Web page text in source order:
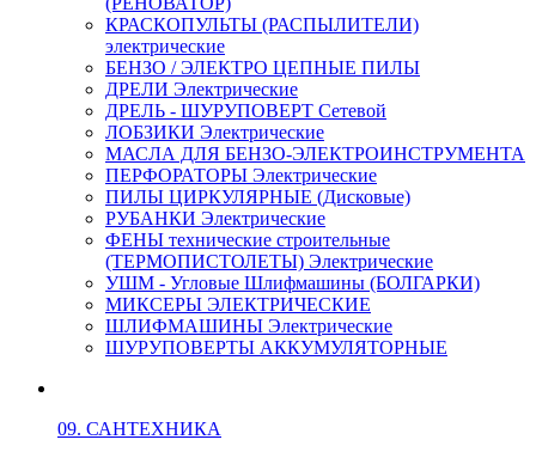
КРАСКОПУЛЬТЫ (РАСПЫЛИТЕЛИ)
электрические
БЕНЗО / ЭЛЕКТРО ЦЕПНЫЕ ПИЛЫ
ДРЕЛИ Электрические
ДРЕЛЬ - ШУРУПОВЕРТ Сетевой
ЛОБЗИКИ Электрические
МАСЛА ДЛЯ БЕНЗО-ЭЛЕКТРОИНСТРУМЕНТА
ПЕРФОРАТОРЫ Электрические
ПИЛЫ ЦИРКУЛЯРНЫЕ (Дисковые)
РУБАНКИ Электрические
ФЕНЫ технические строительные
(ТЕРМОПИСТОЛЕТЫ) Электрические
УШМ - Угловые Шлифмашины (БОЛГАРКИ)
МИКСЕРЫ ЭЛЕКТРИЧЕСКИЕ
ШЛИФМАШИНЫ Электрические
ШУРУПОВЕРТЫ АККУМУЛЯТОРНЫЕ
09. САНТЕХНИКА